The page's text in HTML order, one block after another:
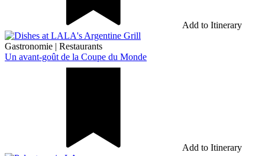
Add to Itinerary
Gastronomie | Restaurants
Un avant-goût de la Coupe du Monde
Add to Itinerary